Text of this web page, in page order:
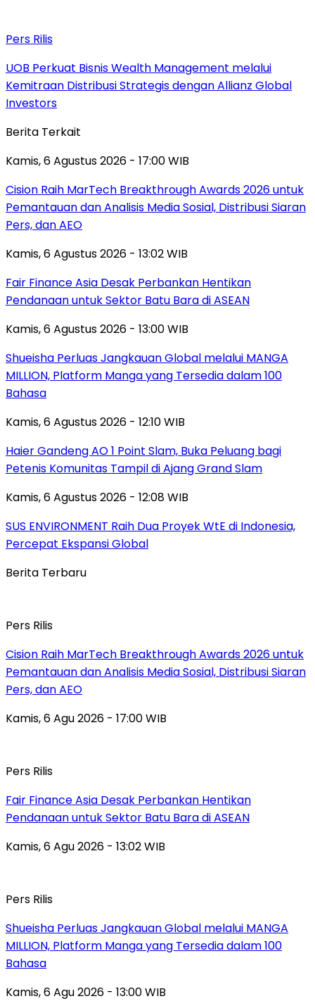
Pers Rilis
UOB Perkuat Bisnis Wealth Management melalui
Kemitraan Distribusi Strategis dengan Allianz Global
Investors
Berita Terkait
Kamis, 6 Agustus 2026 - 17:00 WIB
Cision Raih MarTech Breakthrough Awards 2026 untuk
Pemantauan dan Analisis Media Sosial, Distribusi Siaran
Pers, dan AEO
Kamis, 6 Agustus 2026 - 13:02 WIB
Fair Finance Asia Desak Perbankan Hentikan
Pendanaan untuk Sektor Batu Bara di ASEAN
Kamis, 6 Agustus 2026 - 13:00 WIB
Shueisha Perluas Jangkauan Global melalui MANGA
MILLION, Platform Manga yang Tersedia dalam 100
Bahasa
Kamis, 6 Agustus 2026 - 12:10 WIB
Haier Gandeng AO 1 Point Slam, Buka Peluang bagi
Petenis Komunitas Tampil di Ajang Grand Slam
Kamis, 6 Agustus 2026 - 12:08 WIB
SUS ENVIRONMENT Raih Dua Proyek WtE di Indonesia,
Percepat Ekspansi Global
Berita Terbaru
Pers Rilis
Cision Raih MarTech Breakthrough Awards 2026 untuk
Pemantauan dan Analisis Media Sosial, Distribusi Siaran
Pers, dan AEO
Kamis, 6 Agu 2026 - 17:00 WIB
Pers Rilis
Fair Finance Asia Desak Perbankan Hentikan
Pendanaan untuk Sektor Batu Bara di ASEAN
Kamis, 6 Agu 2026 - 13:02 WIB
Pers Rilis
Shueisha Perluas Jangkauan Global melalui MANGA
MILLION, Platform Manga yang Tersedia dalam 100
Bahasa
Kamis, 6 Agu 2026 - 13:00 WIB